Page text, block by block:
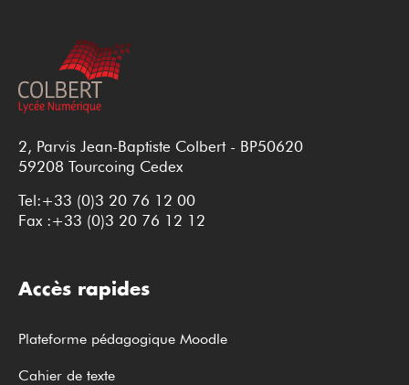
2, Parvis Jean-Baptiste Colbert - BP50620
59208 Tourcoing Cedex
Tel:+33 (0)3 20 76 12 00
Fax :+33 (0)3 20 76 12 12
Accès rapides
Plateforme pédagogique Moodle
Cahier de texte